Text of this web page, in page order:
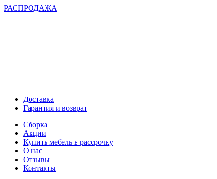
РАСПРОДАЖА
Доставка
Гарантия и возврат
Сборка
Акции
Купить мебель в рассрочку
О нас
Отзывы
Контакты